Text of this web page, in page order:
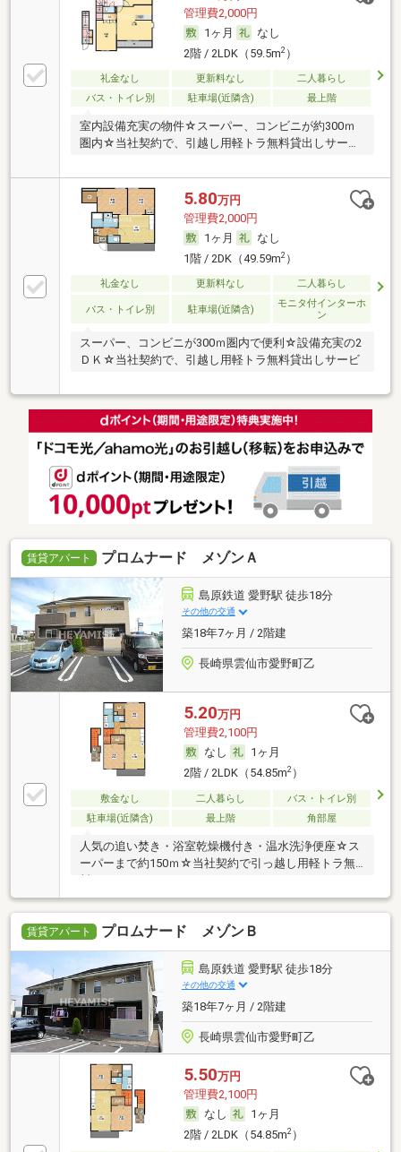
管理費2,000円
1ヶ月
なし
2階 / 2LDK（59.5m2）
礼金なし 更新料なし
二人暮らし
バス・トイレ別
駐車場(近隣含) 最上階
室内設備充実の物件☆スーパー、コンビニが約300ｍ
圏内☆当社契約で、引越し用軽トラ無料貸出しサービ
5.80万円
管理費2,000円
1ヶ月
なし
1階 / 2DK（49.59m2）
礼金なし 更新料なし 二人暮らし
バス・トイレ別 駐車場(近隣含)
モニタ付インターホ
ン
スーパー、コンビニが300ｍ圏内で便利☆設備充実の2
ＤＫ☆当社契約で、引越し用軽トラ無料貸出しサービ
賃貸アパート プロムナード メゾンＡ
島原鉄道 愛野駅 徒歩18分
その他の交通
築18年7ヶ月 / 2階建
長崎県雲仙市愛野町乙
5.20万円
管理費2,100円
なし
1ヶ月
2階 / 2LDK（54.85m2）
敷金なし 二人暮らし
バス・トイレ別
駐車場(近隣含)
最上階 角部屋
人気の追い焚き・浴室乾燥機付き・温水洗浄便座☆ス
ーパーまで約150ｍ☆当社契約で引っ越し用軽トラ無
料
賃貸アパート プロムナード メゾンＢ
島原鉄道 愛野駅 徒歩18分
その他の交通
築18年7ヶ月 / 2階建
長崎県雲仙市愛野町乙
5.50万円
管理費2,100円
なし
1ヶ月
2階 / 2LDK（54.85m2）